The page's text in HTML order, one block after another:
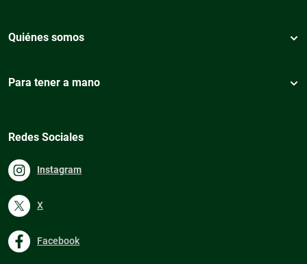
Quiénes somos
Para tener a mano
Redes Sociales
Instagram
X
Facebook